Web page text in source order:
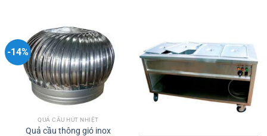
-14%
QUẢ CẦU HÚT NHIỆT
Quả cầu thông gió inox